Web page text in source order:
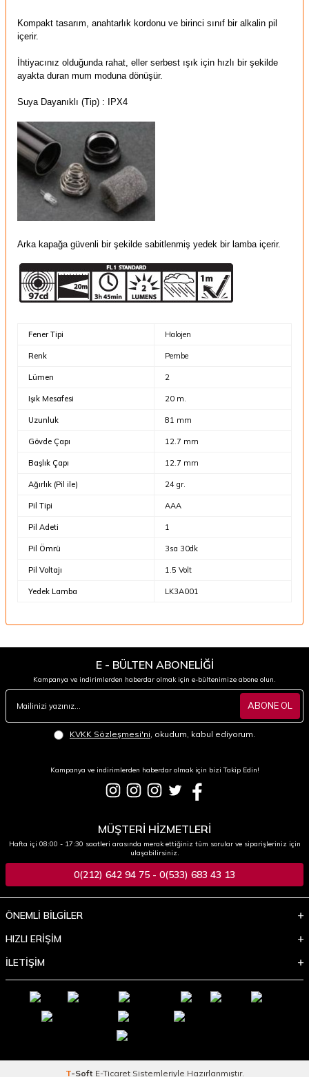
Kompakt tasarım, anahtarlık kordonu ve birinci sınıf bir alkalin pil
içerir.
İhtiyacınız olduğunda rahat, eller serbest ışık için hızlı bir şekilde
ayakta duran mum moduna dönüşür.
Suya Dayanıklı (Tip) : IPX4
Arka kapağa güvenli bir şekilde sabitlenmiş yedek bir lamba içerir.
Fener Tipi Halojen
Renk Pembe
Lümen 2
Işık Mesafesi 20 m.
Uzunluk 81 mm
Gövde Çapı 12.7 mm
Başlık Çapı 12.7 mm
Ağırlık (Pil ile) 24 gr.
Pil Tipi AAA
Pil Adeti 1
Pil Ömrü 3sa 30dk
Pil Voltajı 1.5 Volt
Yedek Lamba LK3A001
E - BÜLTEN ABONELİĞİ
Kampanya ve indirimlerden haberdar olmak için e-bültenimize abone olun.
ABONE OL
KVKK Sözleşmesi'ni , okudum, kabul ediyorum.
Kampanya ve indirimlerden haberdar olmak için bizi Takip Edin!
MÜŞTERİ HİZMETLERİ
Hafta içi 08:00 - 17:30 saatleri arasında merak ettiğiniz tüm sorular ve siparişleriniz için
ulaşabilirsiniz.
0(212) 642 94 75 - 0(533) 683 43 13
ÖNEMLİ BİLGİLER
HIZLI ERİŞİM
İLETİŞİM
T-Soft E-TicaretSistemleriyle Hazırlanmıştır.